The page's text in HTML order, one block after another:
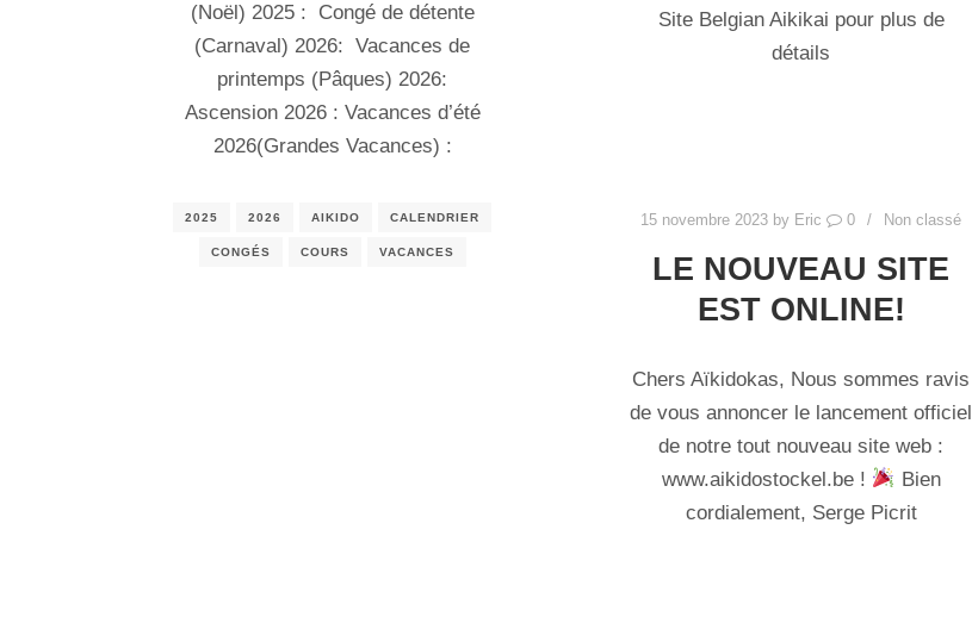
(Noël) 2025 : Congé de détente
(Carnaval) 2026: Vacances de
printemps (Pâques) 2026:
Ascension 2026 : Vacances d’été
2026(Grandes Vacances) :
2025 2026 AIKIDO CALENDRIER
CONGÉS COURS VACANCES
Site Belgian Aikikai pour plus de
détails
15 novembre 2023 by Eric 0 Non classé
LE NOUVEAU SITE
EST ONLINE!
Chers Aïkidokas, Nous sommes ravis
de vous annoncer le lancement officiel
de notre tout nouveau site web :
www.aikidostockel.be !
Bien
cordialement, Serge Picrit